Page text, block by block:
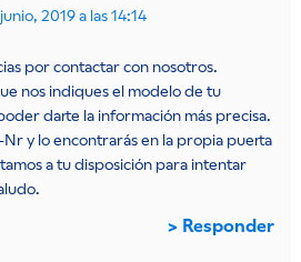
2019 a las 14:14
por contactar con nosotros.
nos indiques el modelo de tu
darte la información más precisa.
Nr y lo encontrarás en la propia puerta
a tu disposición para intentar
Responder